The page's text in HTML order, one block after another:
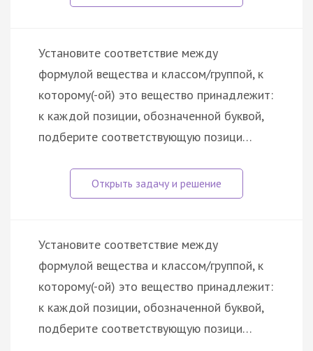
Установите соответствие между
формулой вещества и классом/группой, к
которому(-ой) это вещество принадлежит:
к каждой позиции, обозначенной буквой,
подберите соответствующую позици…
Установите соответствие между
формулой вещества и классом/группой, к
которому(-ой) это вещество принадлежит:
к каждой позиции, обозначенной буквой,
подберите соответствующую позици…